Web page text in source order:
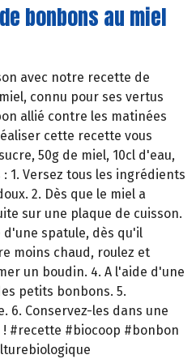
bonbons au miel
avec notre recette de
connu pour ses vertus
allié contre les matinées
cette recette vous
50g de miel, 10cl d'eau,
1. Versez tous les ingrédients
2. Dès que le miel a
sur une plaque de cuisson.
d'une spatule, dès qu'il
moins chaud, roulez et
un boudin. 4. A l'aide d'une
petits bonbons. 5.
6. Conservez-les dans une
#recette #biocoop #bonbon